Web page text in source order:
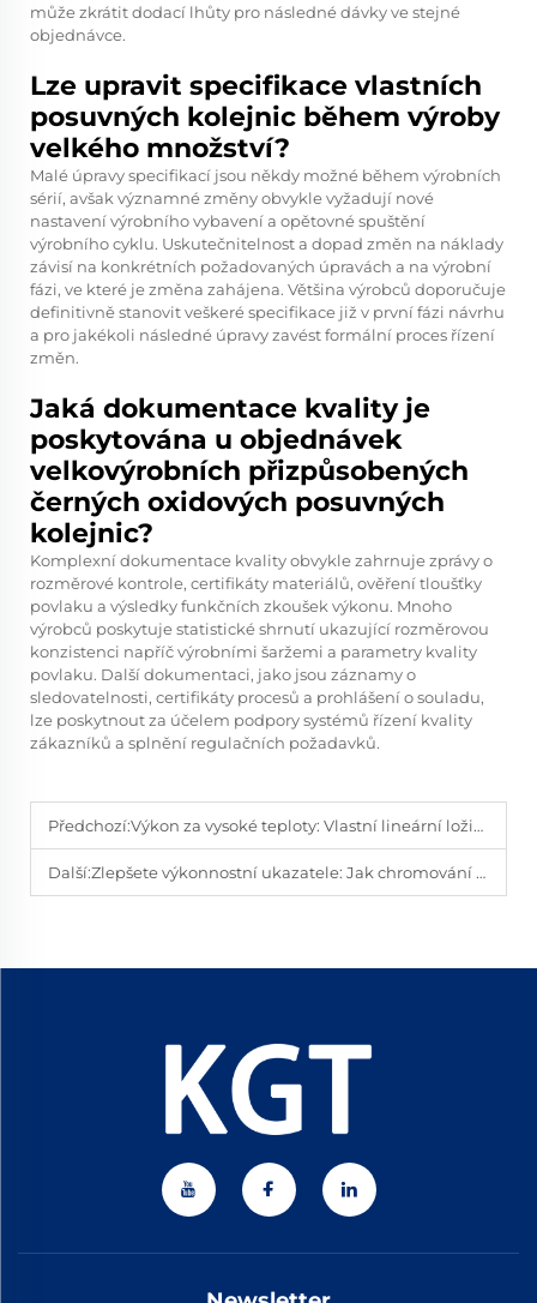
může zkrátit dodací lhůty pro následné dávky ve stejné
objednávce.
Lze upravit specifikace vlastních
posuvných kolejnic během výroby
velkého množství?
Malé úpravy specifikací jsou někdy možné během výrobních
sérií, avšak významné změny obvykle vyžadují nové
nastavení výrobního vybavení a opětovné spuštění
výrobního cyklu. Uskutečnitelnost a dopad změn na náklady
závisí na konkrétních požadovaných úpravách a na výrobní
fázi, ve které je změna zahájena. Většina výrobců doporučuje
definitivně stanovit veškeré specifikace již v první fázi návrhu
a pro jakékoli následné úpravy zavést formální proces řízení
změn.
Jaká dokumentace kvality je
poskytována u objednávek
velkovýrobních přizpůsobených
černých oxidových posuvných
kolejnic?
Komplexní dokumentace kvality obvykle zahrnuje zprávy o
rozměrové kontrole, certifikáty materiálů, ověření tloušťky
povlaku a výsledky funkčních zkoušek výkonu. Mnoho
výrobců poskytuje statistické shrnutí ukazující rozměrovou
konzistenci napříč výrobními šaržemi a parametry kvality
povlaku. Další dokumentaci, jako jsou záznamy o
sledovatelnosti, certifikáty procesů a prohlášení o souladu,
lze poskytnout za účelem podpory systémů řízení kvality
zákazníků a splnění regulačních požadavků.
Předchozí:Výkon za vysoké teploty: Vlastní lineární ložiskové vedení vyrobené z ložiskové oceli s elektroplacením odolným vysokým teplotám.
Další:Zlepšete výkonnostní ukazatele: Jak chromování zvyšuje třecí odolnost a odolnost proti opotřebení posuvných kolejnic.